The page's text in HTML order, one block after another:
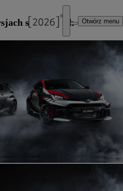
Otwórz menu
specjalnych